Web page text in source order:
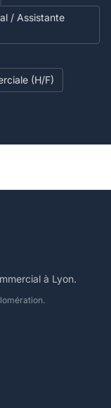
/ Assistante
(H/F)
à Lyon.